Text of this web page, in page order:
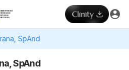
SpAnd
SpAnd